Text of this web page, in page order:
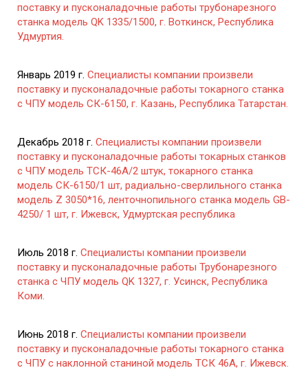
поставку и пусконаладочные работы трубонарезного
станка модель QK 1335/1500, г. Воткинск, Республика
Удмуртия.
Январь 2019 г. Специалисты компании произвели
поставку и пусконаладочные работы токарного станка
с ЧПУ модель СК-6150, г. Казань, Республика Татарстан.
Декабрь 2018 г. Специалисты компании произвели
поставку и пусконаладочные работы токарных станков
с ЧПУ модель ТСК-46А/2 штук, токарного станка
модель СК-6150/1 шт, радиально-сверлильного станка
модель Z 3050*16, ленточнопильного станка модель GB-
4250/ 1 шт, г. Ижевск, Удмуртская республика
Июль 2018 г. Специалисты компании произвели
поставку и пусконаладочные работы Трубонарезного
станка с ЧПУ модель QK 1327, г. Усинск, Республика
Коми.
Июнь 2018 г. Специалисты компании произвели
поставку и пусконаладочные работы токарного станка
с ЧПУ с наклонной станиной модель ТСК 46А, г. Ижевск.